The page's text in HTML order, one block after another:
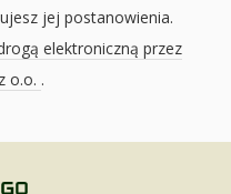
jej postanowienia.
elektroniczną przez
o.o. .